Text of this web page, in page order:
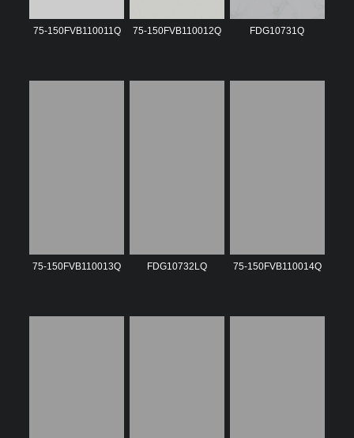
75-150FVB110011Q 75-150FVB110012Q FDG10731Q
75-150FVB110013Q FDG10732LQ 75-150FVB110014Q